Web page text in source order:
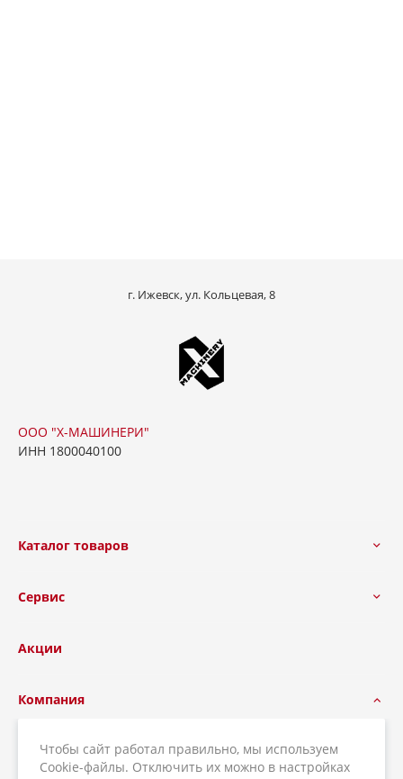
г. Ижевск, ул. Кольцевая, 8
ООО "Х-МАШИНЕРИ"
ИНН 1800040100
Каталог товаров
Сервис
Акции
Компания
Наши возможности
Чтобы сайт работал правильно, мы используем
Cookie-файлы. Отключить их можно в настройках